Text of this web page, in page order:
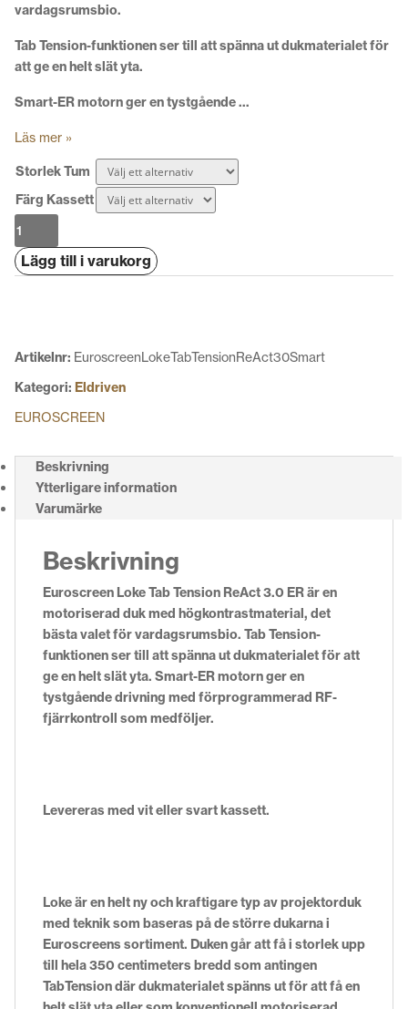
vardagsrumsbio.
Tab Tension-funktionen ser till att spänna ut dukmaterialet för
att ge en helt slät yta.
Smart-ER motorn ger en tystgående …
Läs mer »
Storlek Tum
Färg Kassett
Euroscreen
Loke
Tab
ER
Lägg till i varukorg
Artikelnr: EuroscreenLokeTabTensionReAct30Smart
Kategori: Eldriven
EUROSCREEN
Beskrivning
Ytterligare information
Varumärke
Beskrivning
Euroscreen Loke Tab Tension ReAct 3.0 ER är en
motoriserad duk med högkontrastmaterial, det
bästa valet för vardagsrumsbio. Tab Tension-
funktionen ser till att spänna ut dukmaterialet för att
ge en helt slät yta. Smart-ER motorn ger en
tystgående drivning med förprogrammerad RF-
fjärrkontroll som medföljer.
Levereras med vit eller svart kassett.
Loke är en helt ny och kraftigare typ av projektorduk
med teknik som baseras på de större dukarna i
Euroscreens sortiment. Duken går att få i storlek upp
till hela 350 centimeters bredd som antingen
TabTension där dukmaterialet spänns ut för att få en